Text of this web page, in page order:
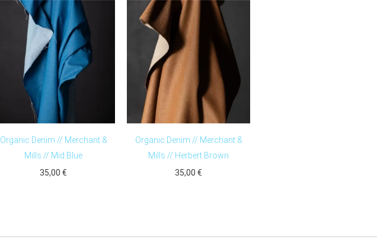
Organic Denim // Merchant &
Mills // Mid Blue
35,00 €
Organic Denim // Merchant &
Mills // Herbert Brown
35,00 €